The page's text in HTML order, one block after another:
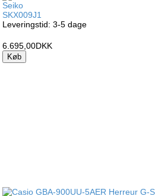
Seiko
SKX009J1
Leveringstid: 3-5 dage
6.695,00DKK
Køb